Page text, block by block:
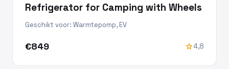
Refrigerator for Camping with Wheels
Geschikt voor: Warmtepomp, EV
€849 star4,8